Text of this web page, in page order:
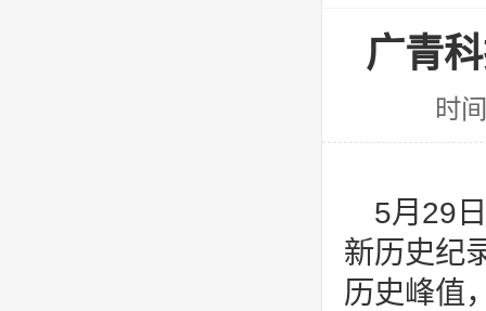
广青
时
5月29
新历史纪
历史峰值